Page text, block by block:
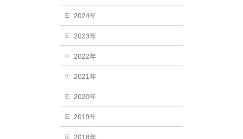
2024年
2023年
2022年
2021年
2020年
2019年
2018年